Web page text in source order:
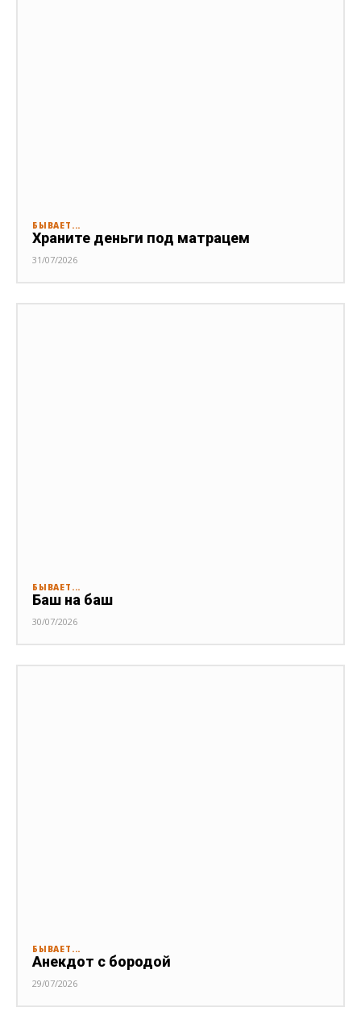
БЫВАЕТ...
Храните деньги под матрацем
31/07/2026
БЫВАЕТ...
Баш на баш
30/07/2026
БЫВАЕТ...
Анекдот с бородой
29/07/2026